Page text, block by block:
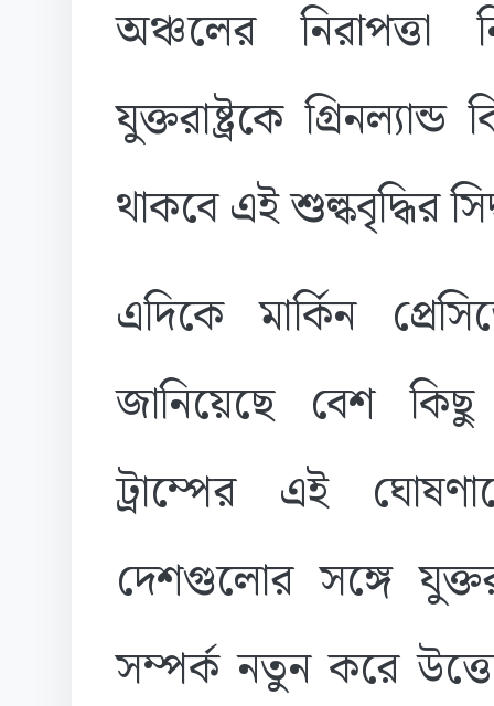
অঞ্চলের
যুক্তরাষ্ট্রকে
থাকবে এই শুল্কবৃদ্ধির
এদিকে মার্কিন
জানিয়েছে বেশ কিছু
ট্রাম্পের এই
দেশগুলোর সঙ্গে
সম্পর্ক নতুন করে